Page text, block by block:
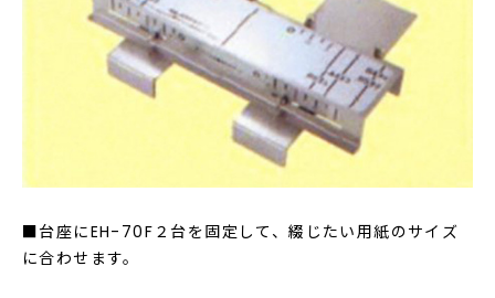
■台座にEH-70F２台を固定して、綴じたい用紙のサイズ
に合わせます。